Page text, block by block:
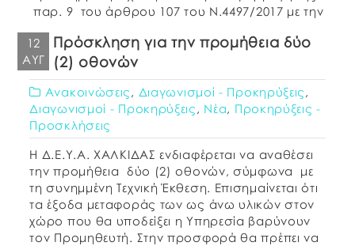
παρ. 9 του άρθρου 107 του Ν.4497/2017 με την
ν. 4412/2016 […]
12
ΑΥΓ
Πρόσκληση για την προμήθεια δύο
(2) οθονών
Ανακοινώσεις , Διαγωνισμοί - Προκηρύξεις ,
Διαγωνισμοί - Προκηρύξεις , Νέα, Προκηρύξεις -
Προσκλήσεις
Η Δ.Ε.Υ.Α. ΧΑΛΚΙΔΑΣ ενδιαφέρεται να αναθέσει
την προμήθεια δύο (2) οθονών, σύμφωνα με
τη συνημμένη Τεχνική Έκθεση. Επισημαίνεται ότι
τα έξοδα μεταφοράς των ως άνω υλικών στον
χώρο που θα υποδείξει η Υπηρεσία βαρύνουν
τον Προμηθευτή. Στην προσφορά θα πρέπει να